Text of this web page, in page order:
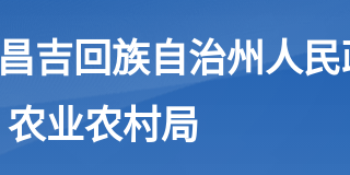
昌吉回族自治州人
农业农村局